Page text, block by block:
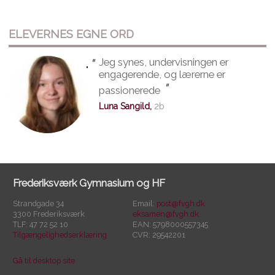
ELEVERNES EGNE ORD
" " Jeg synes, undervisningen er
engagerende, og lærerne er
passionerede "
Luna Sangild, 2b
Frederiksværk Gymnasium og HF
Strandgade 34
3300 Frederiksværk
TLF: 47 72 52 10
Tilgængelighedserklæring
Email: post@fvgh.dk
eksamen@fvgh.dk
EAN: 5798000557345
CVR: 29542201
Gå til desktop site